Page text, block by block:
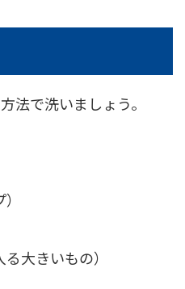
法で洗いましょう。
大きいもの）